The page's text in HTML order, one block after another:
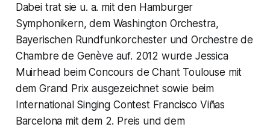
Dabei trat sie u. a. mit den Hamburger
Symphonikern, dem Washington Orchestra,
Bayerischen Rundfunkorchester und Orchestre de
Chambre de Genève auf. 2012 wurde Jessica
Muirhead beim Concours de Chant Toulouse mit
dem Grand Prix ausgezeichnet sowie beim
International Singing Contest Francisco Viñas
Barcelona mit dem 2. Preis und dem